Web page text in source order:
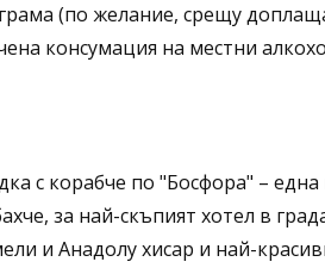
(по желание, срещу
консумация на местни
с корабче по "Босфора" –
за най-скъпият хотел в
и Анадолу хисар и най-